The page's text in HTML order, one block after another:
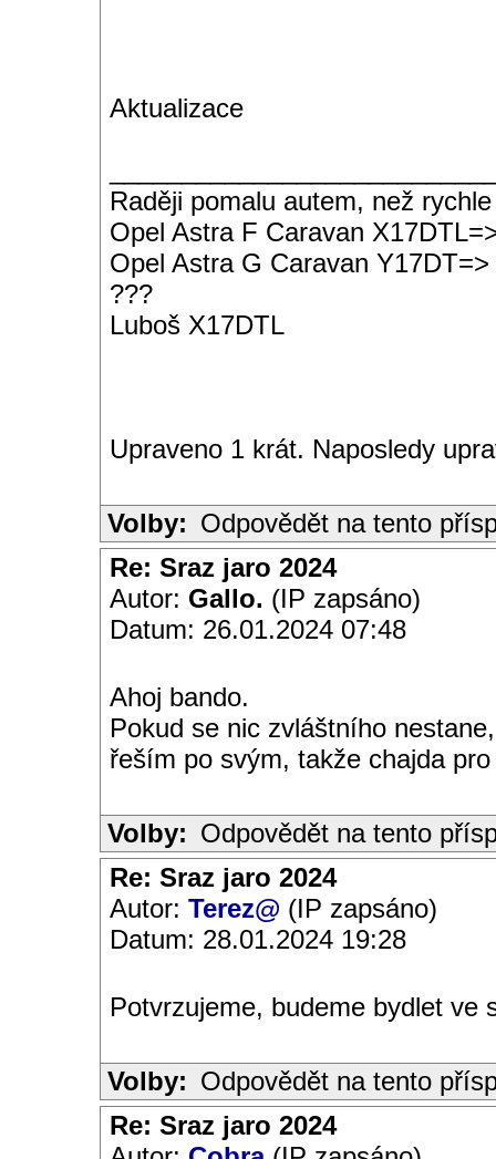
Aktualizace
Raději pomalu autem, než
Opel Astra F Caravan
Opel Astra G Caravan Y17DT=>
???
Luboš X17DTL
Upraveno 1 krát. Naposledy
Volby: Odpovědět na tento
Re: Sraz jaro 2024
Autor: Gallo. (IP zapsáno)
Datum: 26.01.2024 07:48
Ahoj bando.
Pokud se nic zvláštního
řeším po svým, takže chajda
Volby: Odpovědět na tento
Re: Sraz jaro 2024
Autor: Terez@ (IP zapsáno)
Datum: 28.01.2024 19:28
Potvrzujeme, budeme bydlet ve
Volby: Odpovědět na tento
Re: Sraz jaro 2024